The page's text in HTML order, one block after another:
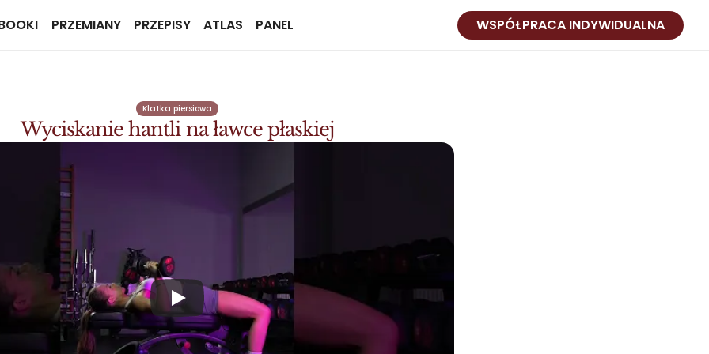
PRZEMIANY PRZEPISY ATLAS PANEL WSPÓŁPRACA INDYWIDUALNA
Klatka piersiowa
Wyciskanie hantli na ławce płaskiej